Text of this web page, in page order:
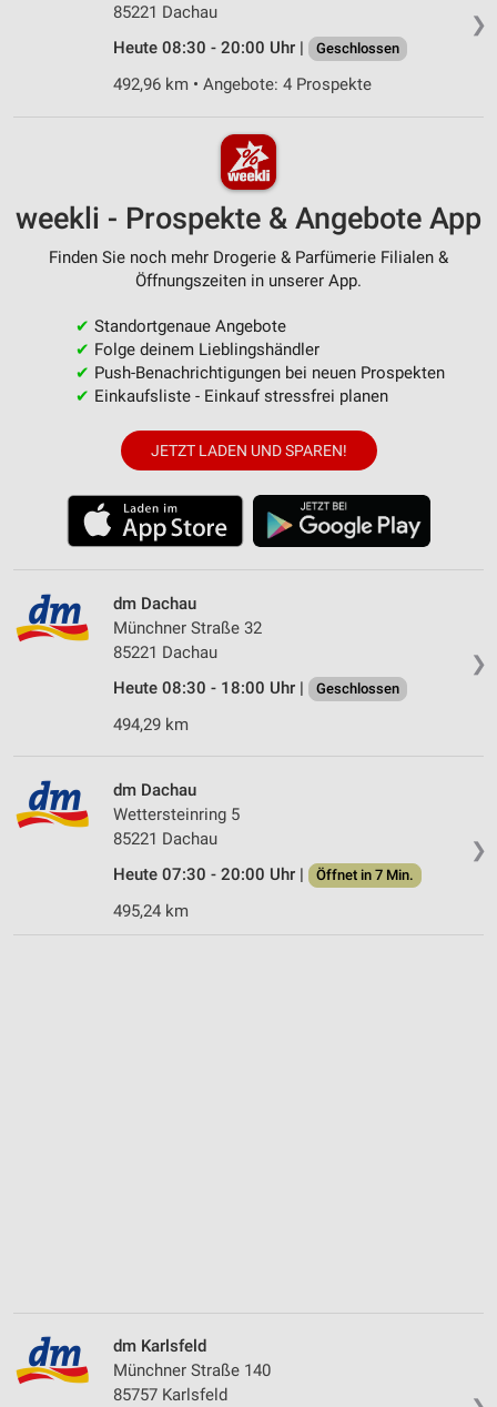
❯
85221 Dachau
Heute 08:30 - 20:00 Uhr |
Geschlossen
492,96 km • Angebote: 4 Prospekte
weekli - Prospekte & Angebote App
Finden Sie noch mehr Drogerie & Parfümerie Filialen &
Öffnungszeiten in unserer App.
✔ Standortgenaue Angebote
✔ Folge deinem Lieblingshändler
✔ Push-Benachrichtigungen bei neuen Prospekten
✔ Einkaufsliste - Einkauf stressfrei planen
JETZT LADEN UND SPAREN!
❯
dm Dachau
Münchner Straße 32
85221 Dachau
Heute 08:30 - 18:00 Uhr |
Geschlossen
494,29 km
❯
dm Dachau
Wettersteinring 5
85221 Dachau
Heute 07:30 - 20:00 Uhr |
Öffnet in 7 Min.
495,24 km
dm Karlsfeld
Münchner Straße 140
85757 Karlsfeld